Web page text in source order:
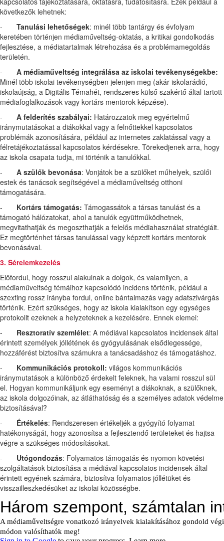
következők lehetnek:
- Tanulási lehetőségek: minél több tantárgy és évfolyam
keretében történjen médiaműveltség-oktatás, a kritikai gondolkodás
fejlesztése, a médiatartalmak létrehozása és a problémamegoldás
területén.
- A médiaműveltség integrálása az iskolai tevékenységekbe:
Minél több iskolai tevékenységben jelenjen meg (akár iskolarádió,
iskolaújság, a Digitális Témahét, rendszeres külső szakértő által tartott
médiafoglalkozások vagy kortárs mentorok képzése).
- A felderítés szabályai: Határozzatok meg egyértelmű
iránymutatásokat a diákokkal vagy a felnőttekkel kapcsolatos
problémák azonosítására, például az internetes zaklatással vagy a
félretájékoztatással kapcsolatos kérdésekre. Törekedjenek arra, hogy
az iskola csapata tudja, mi történik a tanulókkal.
- A szülők bevonása: Vonjátok be a szülőket műhelyek, szülői
estek és tanácsok segítségével a médiaműveltség otthoni
támogatására.
- Kortárs támogatás: Támogassátok a társas tanulást és a
támogató hálózatokat, ahol a tanulók együttműködhetnek,
megvitathatják és megoszthatják a felelős médiahasználat stratégiáit.
Ez megtörténhet társas tanulással vagy képzett kortárs mentorok
bevonásával.
3. Sérelemkezelés
Előfordul, hogy rosszul alakulnak a dolgok, és valamilyen, a
médiaműveltség témáihoz kapcsolódó incidens történik, például a
szexting rossz irányba fordul, online bántalmazás vagy adatszivárgás
történik. Ezért szükséges, hogy az iskola kialakítson egy egységes
protokollt ezeknek a helyzeteknek a kezelésére. Ennek elemei:
- Resztoratív szemlélet: A médiával kapcsolatos incidensek által
érintett személyek jóllétének és gyógyulásának elsődlegessége,
hozzáférést biztosítva számukra a tanácsadáshoz és támogatáshoz.
- Kommunikációs protokoll: világos kommunikációs
iránymutatások a különböző érdekelt feleknek, ha valami rosszul sül
el. Hogyan kommunikáljunk egy eseményt a diákoknak, a szülőknek,
az iskola dolgozóinak, az átláthatóság és a személyes adatok védelme
biztosításával?
- Értékelés: Rendszeresen értékeljék a gyógyító folyamat
hatékonyságát, hogy azonosítsa a fejlesztendő területeket és hajtsa
végre a szükséges módosításokat.
- Utógondozás: Folyamatos támogatás és nyomon követési
szolgáltatások biztosítása a médiával kapcsolatos incidensek által
érintett egyének számára, biztosítva folyamatos jóllétüket és
visszailleszkedésüket az iskolai közösségbe.